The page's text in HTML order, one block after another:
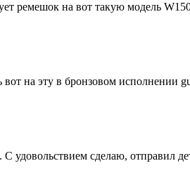
ремешок на вот такую модель
вот на эту в бронзовом исполнении
С удовольствием сделаю, отправил